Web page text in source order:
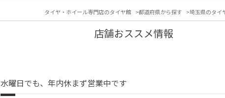
タイヤ・ホイール専門店のタイヤ館 都道府県から探す 埼玉県のタイ
店舗おススメ情報
水曜日でも、年内休まず営業中です